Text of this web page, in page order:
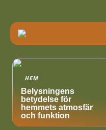
HEM
Belysningens
betydelse för
hemmets atmosfär
och funktion